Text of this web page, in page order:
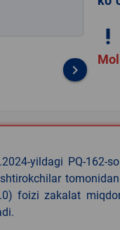
keyboard_arrow_right
priority_high
yildagi PQ-
tomonidan
foizi zakalat